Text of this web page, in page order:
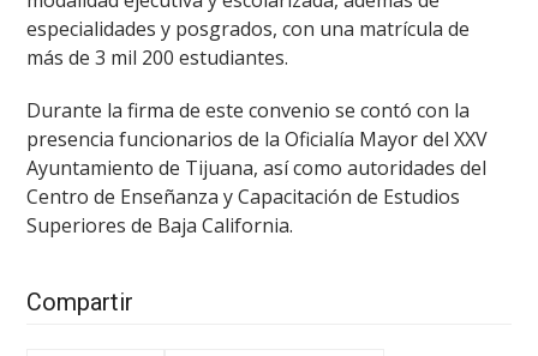
especialidades y posgrados, con una matrícula de
más de 3 mil 200 estudiantes.
Durante la firma de este convenio se contó con la
presencia funcionarios de la Oficialía Mayor del XXV
Ayuntamiento de Tijuana, así como autoridades del
Centro de Enseñanza y Capacitación de Estudios
Superiores de Baja California.
Compartir